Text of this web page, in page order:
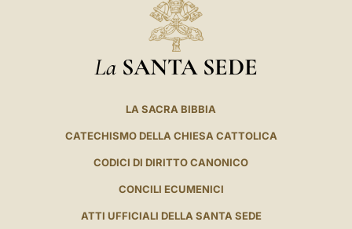
La SANTA SEDE
LA SACRA BIBBIA
CATECHISMO DELLA CHIESA CATTOLICA
CODICI DI DIRITTO CANONICO
CONCILI ECUMENICI
ATTI UFFICIALI DELLA SANTA SEDE